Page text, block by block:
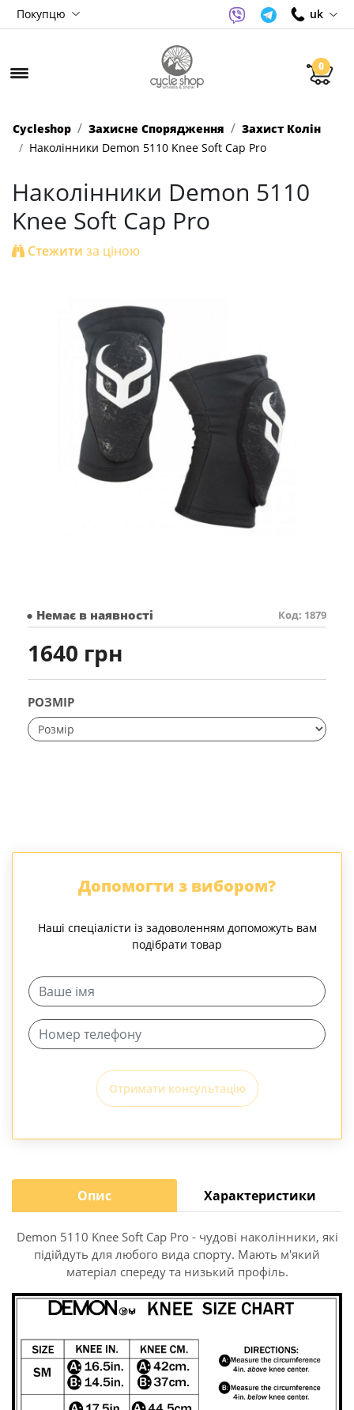
Покупцю uk
0
Cycleshop Захисне Спорядження
Захист Колін
Наколінники Demon 5110 Knee Soft Cap Pro
Наколінники Demon 5110
Knee Soft Cap Pro
Стежити за ціною
● Немає в наявності Код: 1879
1640 грн
РОЗМІР
Допомогти з вибором?
Наші спеціалісти із задоволенням допоможуть вам
подібрати товар
Отримати консультацію
Опис Характеристики
Demon 5110 Knee Soft Cap Pro - чудові наколінники, які
підійдуть для любого вида спорту. Мають м'який
матеріал спереду та низький профіль.